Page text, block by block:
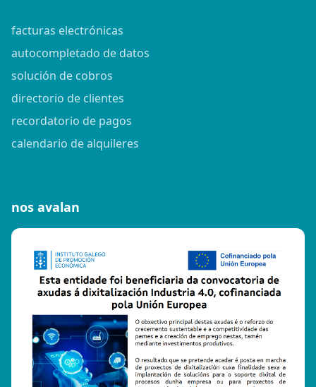
facturas electrónicas
autocompletado de datos
solución de cobros
directorio de clientes
recordatorio de pagos
calendario de alquileres
nos avalan